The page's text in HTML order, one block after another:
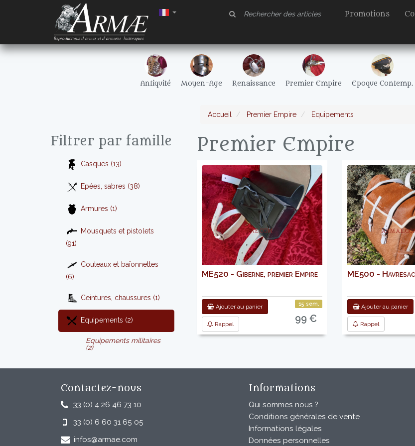
Promotions
Antiquité Moyen-Age Renaissance Premier Empire Epoque Contemp.
Accueil Premier Empire Equipements
Filtrer par famille
Casques (13)
Epées, sabres (38)
Armures (1)
Mousquets et pistolets
(91)
Couteaux et baïonnettes
(6)
Ceintures, chaussures (1)
Equipements (2)
Equipements militaires
(2)
Premier Empire
ME520 - Giberne, premier Empire
Ajouter au panier
Rappel
15 sem.
99 €
ME500 -
Ajouter au panier
Rappel
Contactez-nous
33 (0) 4 26 46 73 10
33 (0) 6 60 31 65 05
infos@armae.com
Informations
Qui sommes nous ?
Conditions générales de vente
Informations légales
Données personnelles